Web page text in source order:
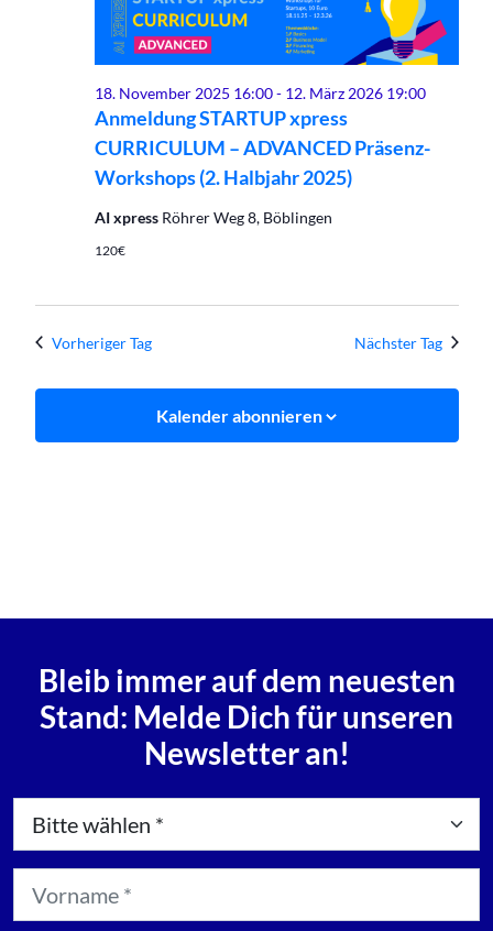
Februar
2026
Anmeldung STARTUP xpress
CURRICULUM – ADVANCED Präsenz-
Workshops (2. Halbjahr 2025)
18. November 2025 16:00- 12. März 2026 19:00
AI xpress Röhrer Weg 8, Böblingen
120€
Vorheriger Tag Nächster Tag
Kalender abonnieren
Bleib immer auf dem neuesten
Stand: Melde Dich für unseren
Newsletter an!